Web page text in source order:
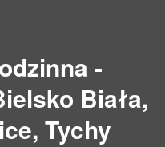
-
Biała,
Tychy